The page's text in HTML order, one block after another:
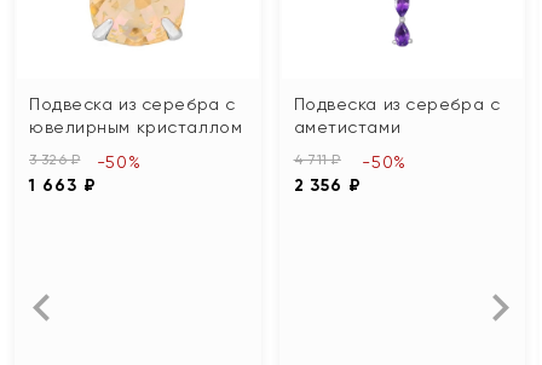
Подвеска из серебра с
ювелирным кристаллом
3 326 ₽
1 663 ₽
-50%
Подвеска из серебра с
аметистами
4 711 ₽
2 356 ₽
-50%